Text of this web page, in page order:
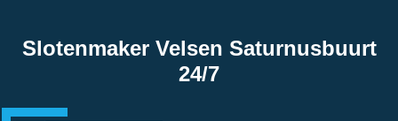
Slotenmaker Velsen Saturnusbuurt
24/7